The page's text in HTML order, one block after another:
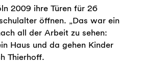
2009 ihre Türen für 26
öffnen. „Das war ein
all der Arbeit zu sehen:
Haus und da gehen Kinder
Thierhoff.